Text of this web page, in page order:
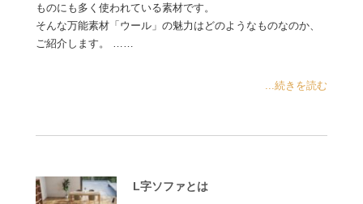
ものにも多く使われている素材です。
そんな万能素材「ウール」の魅力はどのようなものなのか、
ご紹介します。 ……
...続きを読む
L字ソファとは